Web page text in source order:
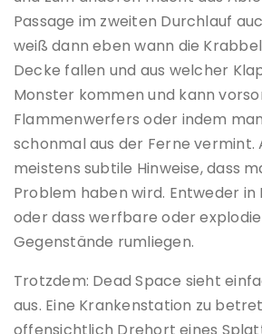
Passage im zweiten Durchlauf
weiß dann eben wann die
Decke fallen und aus welcher
Monster kommen und kann
Flammenwerfers oder indem
schonmal aus der Ferne vermint.
meistens subtile Hinweise, dass
Problem haben wird. Entweder in
oder dass werfbare oder
Gegenstände rumliegen.
Trotzdem: Dead Space sieht
aus. Eine Krankenstation zu
offensichtlich Drehort eines